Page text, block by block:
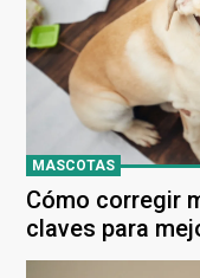
MASCOTAS
Cómo corregir
claves para